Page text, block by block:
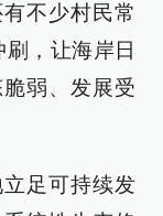
不少村民常
，让海岸日
弱、发展受
足可持续发